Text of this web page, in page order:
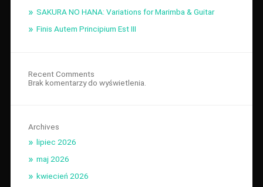
SAKURA NO HANA: Variations for Marimba & Guitar
Finis Autem Principium Est III
Recent Comments
Brak komentarzy do wyświetlenia.
Archives
lipiec 2026
maj 2026
kwiecień 2026